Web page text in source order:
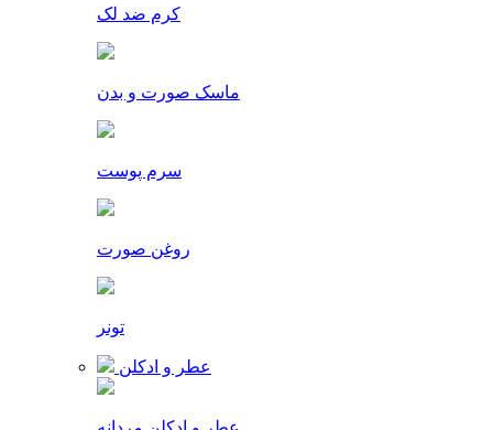
کرم ضد لک
ماسک صورت و بدن
سرم پوست
روغن صورت
تونر
عطر و ادکلن